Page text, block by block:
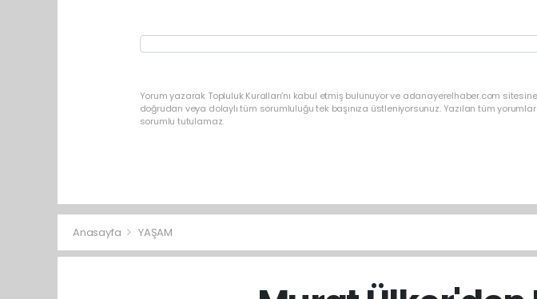
Yorum yazarak Topluluk Kuralları’nı kabul etmiş bulunuyor ve adanayerelhaber.com
doğrudan veya dolaylı tüm sorumluluğu tek başınıza üstleniyorsunuz. Yazılan tüm
sorumlu tutulamaz.
Anasayfa YAŞAM